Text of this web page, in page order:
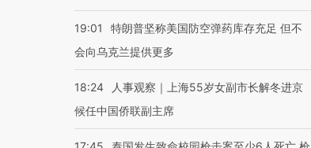
19:01
特朗普坚称美国防空弹药库存充足 但不
会向乌克兰提供更多
18:24
人事观察｜上海55岁女副市长解冬进京
候任中国侨联副主席